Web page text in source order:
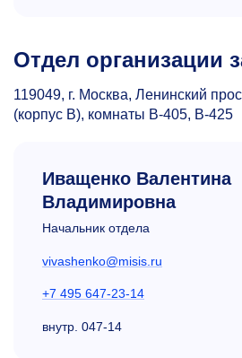
Отдел организации
119049, г. Москва, Ленинский
(корпус В), комнаты В-405, В-425
Иващенко Валентина
Владимировна
Начальник отдела
vivashenko@misis.ru
+7 495 647-23-14
внутр. 047-14